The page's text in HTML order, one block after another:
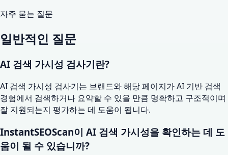
자주 묻는 질문
일반적인 질문
AI 검색 가시성 검사기란?
AI 검색 가시성 검사기는 브랜드와 해당 페이지가 AI 기반 검색
경험에서 검색하거나 요약할 수 있을 만큼 명확하고 구조적이며
잘 지원되는지 평가하는 데 도움이 됩니다.
InstantSEOScan이 AI 검색 가시성을 확인하는 데 도
움이 될 수 있습니까?